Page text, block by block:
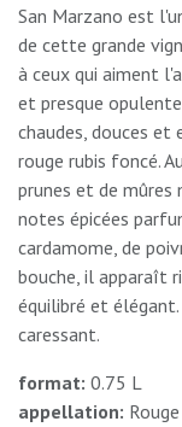
San Marzano est
de cette grande
à ceux qui aiment
et presque
chaudes, douces et
rouge rubis foncé.
prunes et de mûres
notes épicées
cardamome, de
bouche, il apparaît
équilibré et élégant.
caressant.
format: 0.75 L
appellation: Rouge